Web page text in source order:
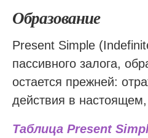
Образование
Present Simple
пассивного залога,
остается прежней:
действия в
Таблица Present